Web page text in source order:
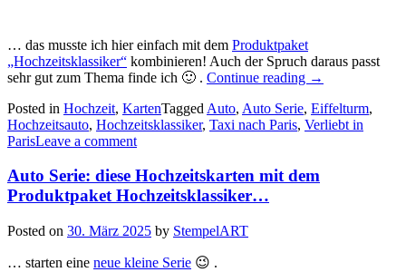
… das musste ich hier einfach mit dem Produktpaket
„Hochzeitsklassiker“ kombinieren! Auch der Spruch daraus passt
sehr gut zum Thema finde ich 🙂 . Continue reading „Auto
In
einem
Paris…“
→
Posted in Hochzeit, KartenTagged Auto, Auto Serie, Eiffelturm,
Hochzeitsauto, Hochzeitsklassiker, Taxi nach Paris, Verliebt in
ParisLeave a comment
Auto Serie: diese Hochzeitskarten mit dem
Produktpaket Hochzeitsklassiker…
Posted on 30. März 2025 by StempelART
… starten eine neue kleine Serie 😉 .